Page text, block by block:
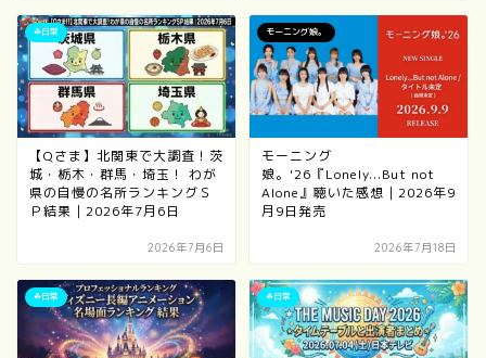
☘日常
【Qさま】北関東で大調査！茨
城・栃木・群馬・埼玉！ わが
県の自慢の名所ランキングＳ
Ｐ結果｜2026年7月6日
2026年7月6日
モーニング娘。
モーニング
娘。'26『Lonely...But not
Alone』聴いた感想｜2026年9
月9日発売
2026年7月18日
☘日常 ☘日常